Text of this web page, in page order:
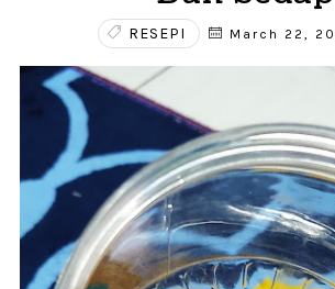
RESEPI March 22,